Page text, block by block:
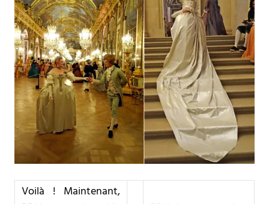
Voilà ! Maintenant,